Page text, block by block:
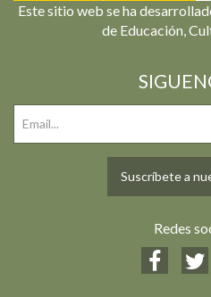
Este sitio web se ha
de Educación,
Suscríbete a
Redes